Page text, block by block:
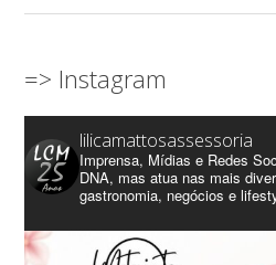
=> Instagram
lilicamattosassessoria
Imprensa, Mídias e Redes
DNA, mas atua nas mais
gastronomia, negócios e